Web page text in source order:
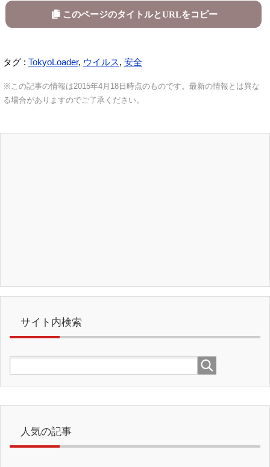
このページのタイトルとURLをコピー
タグ : TokyoLoader, ウイルス, 安全
※この記事の情報は2015年4月18日時点のものです。最新の情報とは異な
る場合がありますのでご了承ください。
サイト内検索
人気の記事